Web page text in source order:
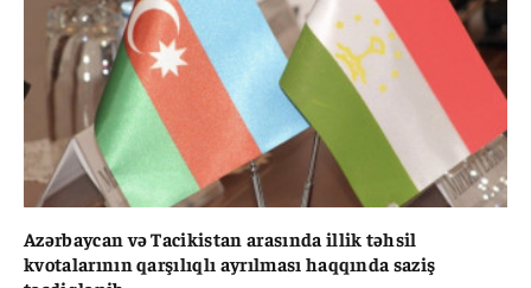
Azərbaycan və Tacikistan arasında illik təhsil
kvotalarının qarşılıqlı ayrılması haqqında saziş